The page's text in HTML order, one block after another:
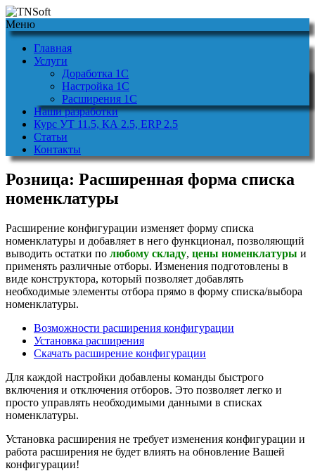
Меню
Главная
Услуги
Доработка 1С
Настройка 1С
Расширения 1С
Наши разработки
Курс УТ 11.5, КА 2.5, ERP 2.5
Статьи
Контакты
Розница: Расширенная форма списка
номенклатуры
Расширение конфигурации изменяет форму списка
номенклатуры и добавляет в него функционал, позволяющий
выводить остатки по любому складу, цены номенклатуры и
применять различные отборы. Изменения подготовлены в
виде конструктора, который позволяет добавлять
необходимые элементы отбора прямо в форму списка/выбора
номенклатуры.
Возможности расширения конфигурации
Установка расширения
Скачать расширение конфигурации
Для каждой настройки добавлены команды быстрого
включения и отключения отборов. Это позволяет легко и
просто управлять необходимыми данными в списках
номенклатуры.
Установка расширения не требует изменения конфигурации и
работа расширения не будет влиять на обновление Вашей
конфигурации!